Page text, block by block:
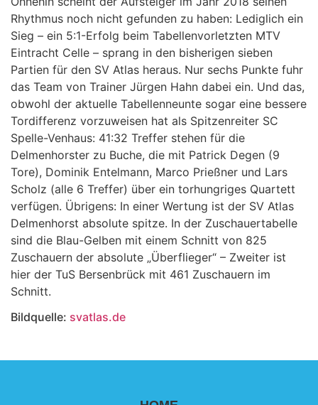
Rhythmus noch nicht gefunden zu haben: Lediglich ein
Sieg – ein 5:1-Erfolg beim Tabellenvorletzten MTV
Eintracht Celle – sprang in den bisherigen sieben
Partien für den SV Atlas heraus. Nur sechs Punkte fuhr
das Team von Trainer Jürgen Hahn dabei ein. Und das,
obwohl der aktuelle Tabellenneunte sogar eine bessere
Tordifferenz vorzuweisen hat als Spitzenreiter SC
Spelle-Venhaus: 41:32 Treffer stehen für die
Delmenhorster zu Buche, die mit Patrick Degen (9
Tore), Dominik Entelmann, Marco Prießner und Lars
Scholz (alle 6 Treffer) über ein torhungriges Quartett
verfügen. Übrigens: In einer Wertung ist der SV Atlas
Delmenhorst absolute spitze. In der Zuschauertabelle
sind die Blau-Gelben mit einem Schnitt von 825
Zuschauern der absolute „Überflieger“ – Zweiter ist
hier der TuS Bersenbrück mit 461 Zuschauern im
Schnitt.
Bildquelle: svatlas.de